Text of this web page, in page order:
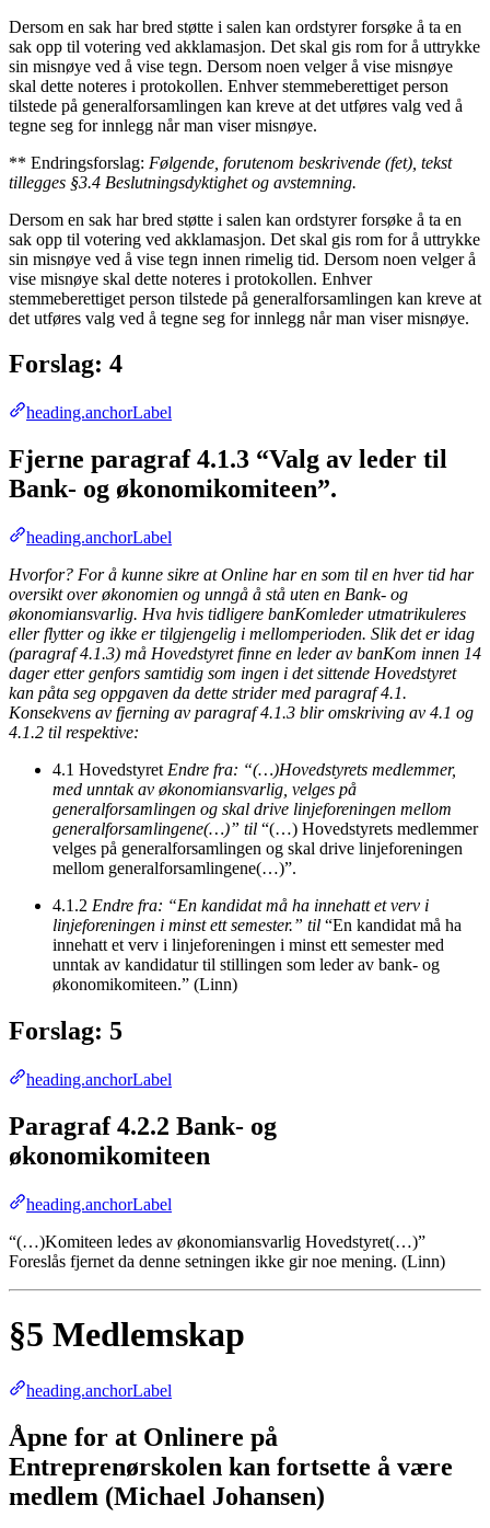
Dersom en sak har bred støtte i salen kan ordstyrer forsøke å ta en
sak opp til votering ved akklamasjon. Det skal gis rom for å uttrykke
sin misnøye ved å vise tegn. Dersom noen velger å vise misnøye
skal dette noteres i protokollen. Enhver stemmeberettiget person
tilstede på generalforsamlingen kan kreve at det utføres valg ved å
tegne seg for innlegg når man viser misnøye.
** Endringsforslag: Følgende, forutenom beskrivende (fet), tekst
tillegges §3.4 Beslutningsdyktighet og avstemning.
Dersom en sak har bred støtte i salen kan ordstyrer forsøke å ta en
sak opp til votering ved akklamasjon. Det skal gis rom for å uttrykke
sin misnøye ved å vise tegn innen rimelig tid. Dersom noen velger å
vise misnøye skal dette noteres i protokollen. Enhver
stemmeberettiget person tilstede på generalforsamlingen kan kreve at
det utføres valg ved å tegne seg for innlegg når man viser misnøye.
Forslag: 4
heading.anchorLabel
Fjerne paragraf 4.1.3 “Valg av leder til
Bank- og økonomikomiteen”.
heading.anchorLabel
Hvorfor? For å kunne sikre at Online har en som til en hver tid har
oversikt over økonomien og unngå å stå uten en Bank- og
økonomiansvarlig. Hva hvis tidligere banKomleder utmatrikuleres
eller flytter og ikke er tilgjengelig i mellomperioden. Slik det er idag
(paragraf 4.1.3) må Hovedstyret finne en leder av banKom innen 14
dager etter genfors samtidig som ingen i det sittende Hovedstyret
kan påta seg oppgaven da dette strider med paragraf 4.1.
Konsekvens av fjerning av paragraf 4.1.3 blir omskriving av 4.1 og
4.1.2 til respektive:
4.1 Hovedstyret Endre fra: “(…)Hovedstyrets medlemmer,
med unntak av økonomiansvarlig, velges på
generalforsamlingen og skal drive linjeforeningen mellom
generalforsamlingene(…)” til “(…) Hovedstyrets medlemmer
velges på generalforsamlingen og skal drive linjeforeningen
mellom generalforsamlingene(…)”.
4.1.2 Endre fra: “En kandidat må ha innehatt et verv i
linjeforeningen i minst ett semester.” til “En kandidat må ha
innehatt et verv i linjeforeningen i minst ett semester med
unntak av kandidatur til stillingen som leder av bank- og
økonomikomiteen.” (Linn)
Forslag: 5
heading.anchorLabel
Paragraf 4.2.2 Bank- og
økonomikomiteen
heading.anchorLabel
“(…)Komiteen ledes av økonomiansvarlig Hovedstyret(…)”
Foreslås fjernet da denne setningen ikke gir noe mening. (Linn)
§5 Medlemskap
heading.anchorLabel
Åpne for at Onlinere på
Entreprenørskolen kan fortsette å være
medlem (Michael Johansen)